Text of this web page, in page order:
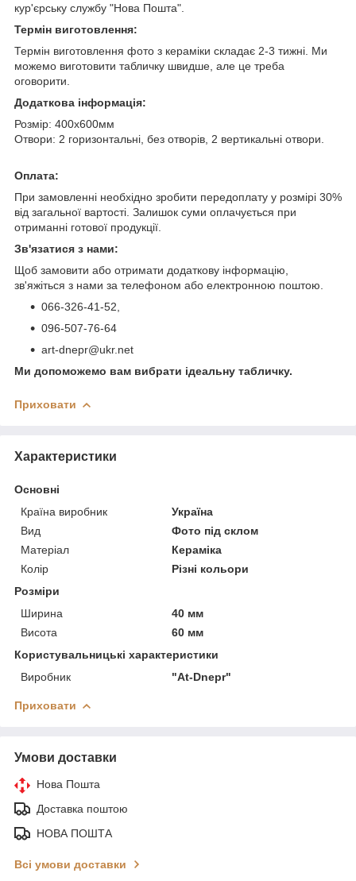
кур'єрську службу "Нова Пошта".
Термін виготовлення:
Термін виготовлення фото з кераміки складає 2-3 тижні. Ми
можемо виготовити табличку швидше, але це треба
оговорити.
Додаткова інформація:
Розмір: 400х600мм
Отвори: 2 горизонтальні, без отворів, 2 вертикальні отвори.
Оплата:
При замовленні необхідно зробити передоплату у розмірі 30%
від загальної вартості. Залишок суми оплачується при
отриманні готової продукції.
Зв'язатися з нами:
Щоб замовити або отримати додаткову інформацію,
зв'яжіться з нами за телефоном або електронною поштою.
066-326-41-52,
096-507-76-64
art-dnepr@ukr.net
Ми допоможемо вам вибрати ідеальну табличку.
Приховати
Характеристики
Основні
Країна виробник
Україна
Вид
Фото під склом
Матеріал
Кераміка
Колір
Різні кольори
Розміри
Ширина
40 мм
Висота
60 мм
Користувальницькі характеристики
Виробник
"At-Dnepr"
Приховати
Умови доставки
Нова Пошта
Доставка поштою
НОВА ПОШТА
Всі умови доставки